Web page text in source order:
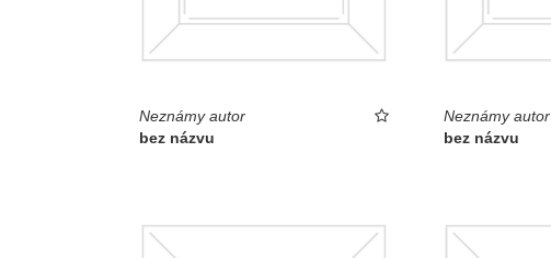
Neznámy autor
bez názvu
Neznámy autor
bez názvu